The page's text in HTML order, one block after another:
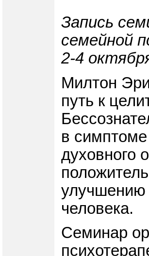
Запись
семейной
2-4
Милтон
путь к
в симптоме
духовного
улучшению
человека.
Семинар